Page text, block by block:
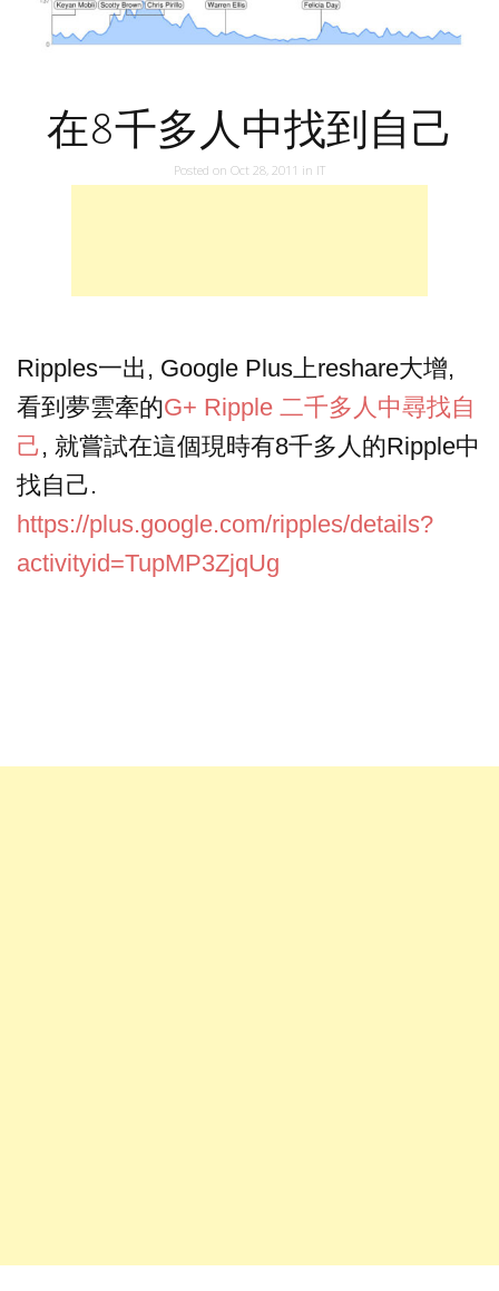
在8千多人中找到自己
Posted on Oct 28, 2011 in IT
Ripples一出, Google Plus上reshare大增,
看到夢雲牽的G+ Ripple 二千多人中尋找自
己, 就嘗試在這個現時有8千多人的Ripple中
找自己.
https://plus.google.com/ripples/details?
activityid=TupMP3ZjqUg